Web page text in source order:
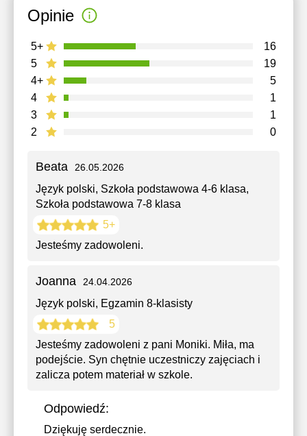
Opinie
2 0
3 1
4 1
4+ 5
5 19
5+ 16
Beata 26.05.2026
Język polski, Szkoła podstawowa 4-6 klasa,
Szkoła podstawowa 7-8 klasa
5+
Jesteśmy zadowoleni.
Joanna 24.04.2026
Język polski, Egzamin 8-klasisty
5
Jesteśmy zadowoleni z pani Moniki. Miła, ma
podejście. Syn chętnie uczestniczy zajęciach i
zalicza potem materiał w szkole.
Odpowiedź:
Dziękuję serdecznie.